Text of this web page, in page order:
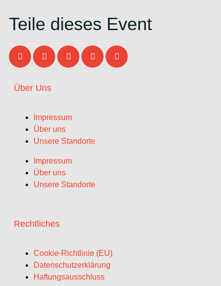
Teile dieses Event
Über Uns
Impressum
Über uns
Unsere Standorte
Impressum
Über uns
Unsere Standorte
Rechtliches
Cookie-Richtlinie (EU)
Datenschutzerklärung
Haftungsausschluss